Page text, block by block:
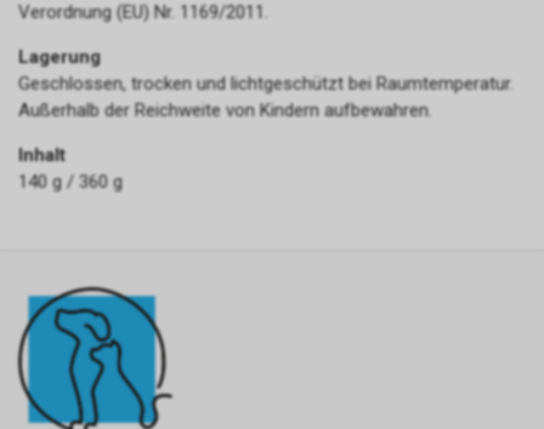
Verordnung (EU) Nr. 1169/2011.
Lagerung
Geschlossen, trocken und lichtgeschützt bei Raumtemperatur.
Außerhalb der Reichweite von Kindern aufbewahren.
Inhalt
140 g / 360 g